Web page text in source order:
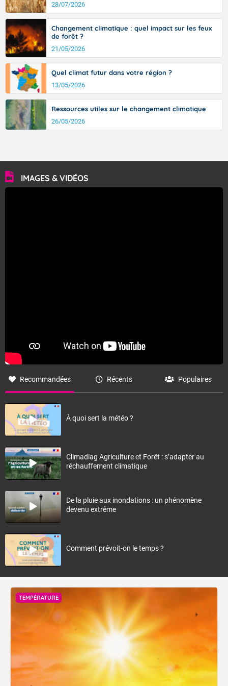
avec des pointes jusqu'à 37 à 38 degrés dans l'arrière-
pays varois et en vallée de la Garonne.
28/07/2026
Changement climatique : quel impact sur les feux
de forêt ?
21/05/2026
Quel climat futur dans votre région ?
13/05/2026
Ressources utiles sur le changement climatique
26/05/2026
IMAGES & VIDÉOS
Recommandées Récents Populaires
À quoi sert la météo ?
Climadiag Agriculture et Forêt : s’adapter au
réchauffement climatique
De la pluie aux inondations : un phénomène
devenu extrême
Comment prévoit-on le temps ?
TEMPÉRATURE